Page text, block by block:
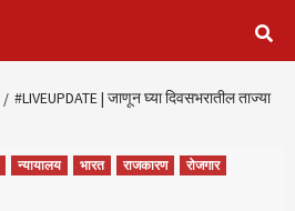
#LIVEUPDATE | जाणून घ्या दिवसभरातील ताज्या
न्यायालय भारत राजकारण
रोजगार